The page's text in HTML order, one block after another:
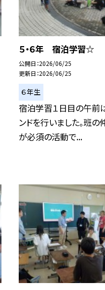
５・６年 宿泊学習☆
公開日 2026/06/25
更新日 2026/06/25
６年生
宿泊学習１日目の午前
ンドを行いました。班
が必須の活動で...